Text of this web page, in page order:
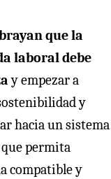
que la
laboral debe
y empezar a
y
hacia un sistema
permita
compatible y